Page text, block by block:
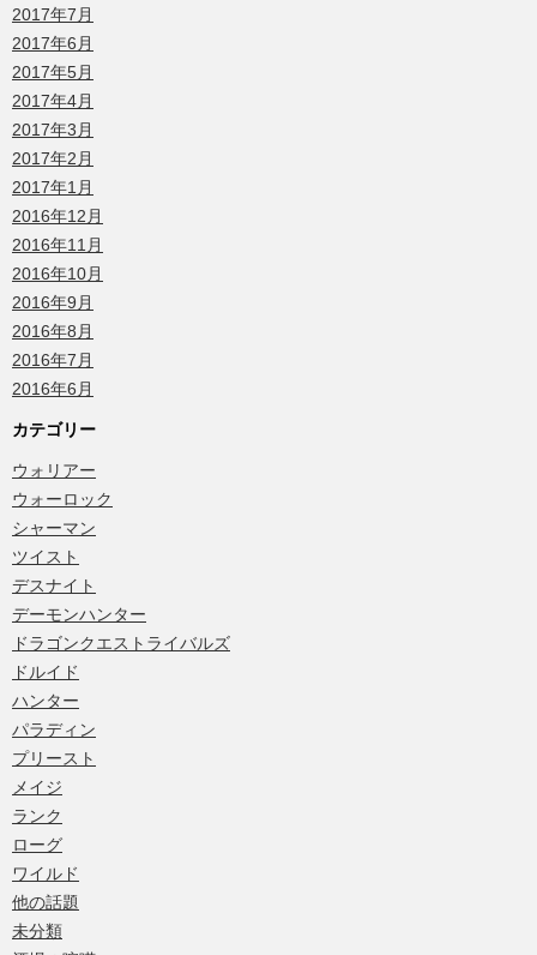
2017年7月
2017年6月
2017年5月
2017年4月
2017年3月
2017年2月
2017年1月
2016年12月
2016年11月
2016年10月
2016年9月
2016年8月
2016年7月
2016年6月
カテゴリー
ウォリアー
ウォーロック
シャーマン
ツイスト
デスナイト
デーモンハンター
ドラゴンクエストライバルズ
ドルイド
ハンター
パラディン
プリースト
メイジ
ランク
ローグ
ワイルド
他の話題
未分類